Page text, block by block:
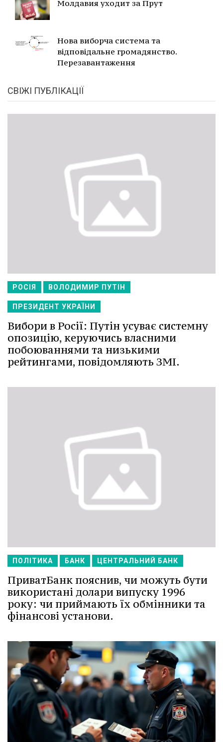
Молдавия уходит за Прут
Нова виборча система та
відповідальне громадянство.
Перезавантаження
СВІЖІ ПУБЛІКАЦІЇ
РОСІЯ ВОЛОДИМИР ПУТІН
ПРЕЗИДЕНТ УКРАЇНИ
Вибори в Росії: Путін усуває системну
опозицію, керуючись власними
побоюваннями та низькими
рейтингами, повідомляють ЗМІ.
ПОЛІТИКА БАНК ЦЕНТРАЛЬНИЙ БАНК
ПриватБанк пояснив, чи можуть бути
використані долари випуску 1996
року: чи приймають їх обмінники та
фінансові установи.